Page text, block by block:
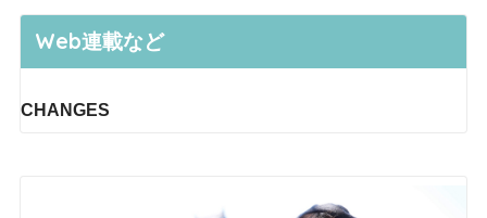
Web連載など
CHANGES